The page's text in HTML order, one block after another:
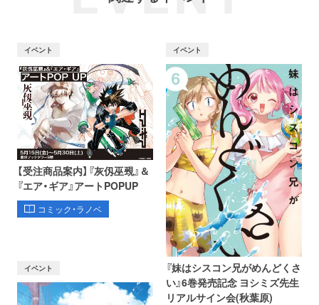
イベント
【受注商品案内】『灰仭巫覡』＆
『エア・ギア』アートPOPUP
コミック・ラノベ
イベント
『妹はシスコン兄がめんどくさ
い』6巻発売記念 ヨシミズ先生
リアルサイン会(秋葉原)
イベント